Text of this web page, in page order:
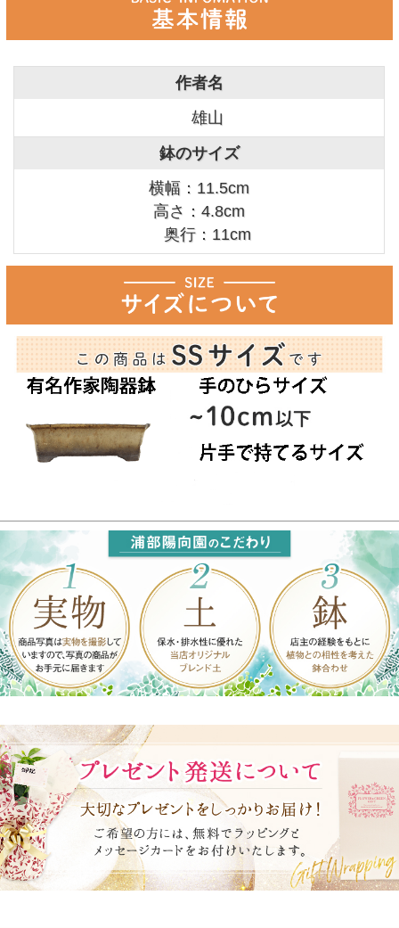
作者名
雄山
鉢のサイズ
横幅：11.5cm
高さ：4.8cm
奥行：11cm